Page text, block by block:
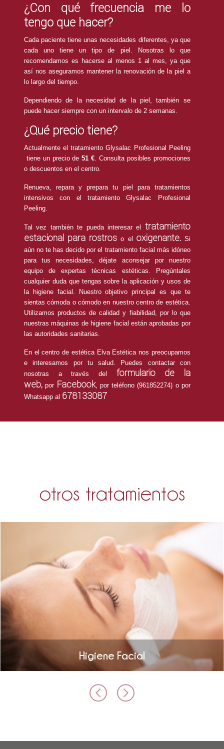
¿Con qué frecuencia me lo
tengo que hacer?
Cada paciente tiene unas necesidades diferentes, ya que
cada uno tiene un tipo de piel. Nosotras lo que
recomendamos es hacerse al menos 1 al mes, ya que
así nos aseguramos mantener la renovación de la piel a
lo largo del tiempo.
Dependiendo de la necesidad de la piel, también se
puede hacer siempre con un intervalo de 2 semanas.
¿Qué precio tiene?
Actualmente el tratamiento Glysalac Profesional Peeling
tiene un precio de51 €. Consulta posibles promociones
o descuentos en el centro.
Renueva, repara y prepara tu piel para tratamientos
intensivos con el tratamiento Glysalac Profesional
Peeling.
Tal vez también te pueda interesar el tratamiento
estacional para rostros o el oxigenante.Si
aún no te has decido por el tratamiento facial más idóneo
para tus necesidades, déjate aconsejar por nuestro
equipo de expertas técnicas estéticas. Pregúntales
cualquier duda que tengas sobre la aplicación y usos de
la higiene facial. Nuestro objetivo principal es que te
sientas cómoda o cómodo en nuestro centro de estética.
Utilizamos productos de calidad y fiabilidad, por lo que
nuestras máquinas de higiene facial están aprobadas por
las autoridades sanitarias.
En el centro de estética Elva Estética nos preocupamos
e interesamos por tu salud. Puedes contactar con
nosotras a través del
formulario de la
web,por Facebook, por teléfono (961852274) o por
Whatsapp al 678133087
otros tratamientos
Higiene Facial